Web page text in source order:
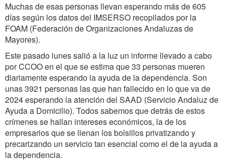
Muchas de esas personas llevan esperando más de 605
días según los datos del IMSERSO recopilados por la
FOAM (Federación de Organizaciones Andaluzas de
Mayores).
Este pasado lunes salió a la luz un informe llevado a cabo
por CCOO en el que se estima que 33 personas mueren
diariamente esperando la ayuda de la dependencia. Son
unas 3921 personas las que han fallecido en lo que va de
2024 esperando la atención del SAAD (Servicio Andaluz de
Ayuda a Domicilio). Todos sabemos que detrás de estos
crímenes se hallan intereses económicos, la de los
empresarios que se llenan los bolsillos privatizando y
precarizando un servicio tan esencial como el de la ayuda a
la dependencia.